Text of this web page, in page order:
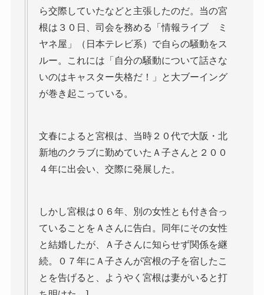
ら交際していたなどと主張したのだ。当の宮
根は３０日、司会を務める「情報ライブ ミ
ヤネ屋」（日本テレビ系）で自らの騒動をス
ルー。これには「自分の騒動について話さな
いのはキャスター失格だ！」と大ブーイング
が巻き起こっている。
文春によると宮根は、当時２０代で大阪・北
新地のクラブに勤めていたＡ子さんと２００
４年に出会い、交際に発展した。
しかし宮根は０６年、別の女性とも付き合っ
ていることをＡさんに告白。同年にその女性
と結婚したが、Ａ子さんに知らせず関係を継
続。０７年にＡ子さんが宮根の子を宿したこ
とを告げると、ようやく宮根は妻がいると打